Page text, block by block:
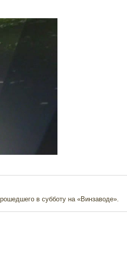
в субботу на «Винзаводе».